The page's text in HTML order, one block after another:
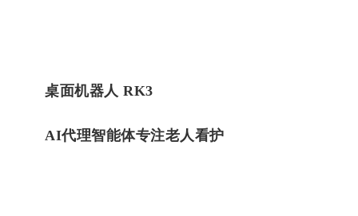
桌面机器人 RK3
AI代理智能体专注老人看护